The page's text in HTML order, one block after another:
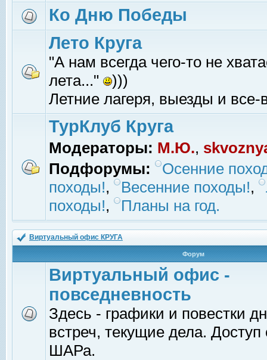
Ко Дню Победы
Лето Круга
"А нам всегда чего-то не
лета..."
)))
Летние лагеря, выезды и все-
ТурКлуб Круга
Модераторы: М.Ю.,
Подфорумы:
Осенние
походы!, Весенние походы!,
походы!, Планы на год.
Виртуальный офис КРУГА
Форум
Виртуальный офис -
повседневность
Здесь - графики и повестки
встреч, текущие дела.
ШАРа.